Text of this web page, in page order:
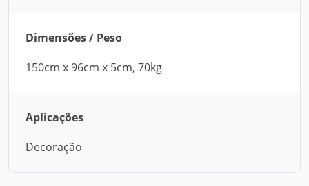
Dimensões / Peso
150cm x 96cm x 5cm, 70kg
Aplicações
Decoração